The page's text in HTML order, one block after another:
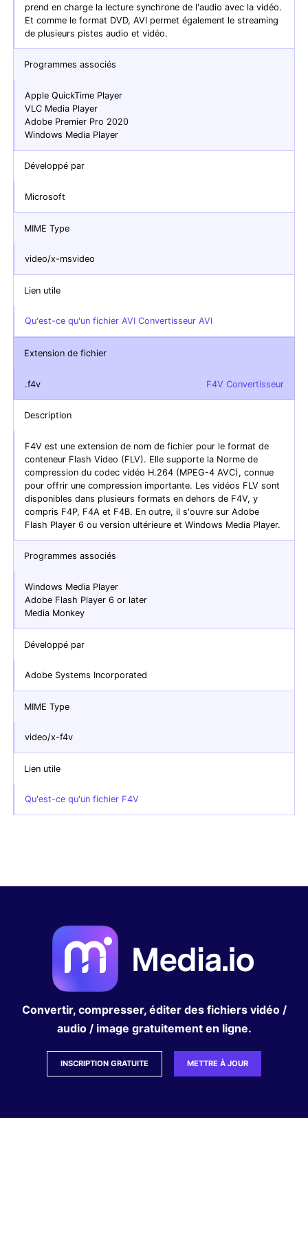
prend en charge la lecture synchrone de l'audio avec la vidéo.
Et comme le format DVD, AVI permet également le streaming
de plusieurs pistes audio et vidéo.
Programmes associés
Apple QuickTime Player
VLC Media Player
Adobe Premier Pro 2020
Windows Media Player
Développé par
Microsoft
MIME Type
video/x-msvideo
Lien utile
Qu'est-ce qu'un fichier AVI Convertisseur AVI
Extension de fichier
.f4v F4V Convertisseur
Description
F4V est une extension de nom de fichier pour le format de
conteneur Flash Video (FLV). Elle supporte la Norme de
compression du codec vidéo H.264 (MPEG-4 AVC), connue
pour offrir une compression importante. Les vidéos FLV sont
disponibles dans plusieurs formats en dehors de F4V, y
compris F4P, F4A et F4B. En outre, il s'ouvre sur Adobe
Flash Player 6 ou version ultérieure et Windows Media Player.
Programmes associés
Windows Media Player
Adobe Flash Player 6 or later
Media Monkey
Développé par
Adobe Systems Incorporated
MIME Type
video/x-f4v
Lien utile
Qu'est-ce qu'un fichier F4V
Convertir, compresser, éditer des fichiers vidéo /
audio / image gratuitement en ligne.
INSCRIPTION GRATUITE METTRE À JOUR